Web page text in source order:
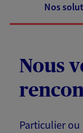
Nos
Nous
Particulier